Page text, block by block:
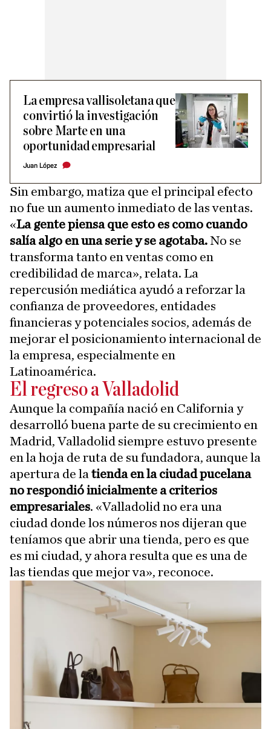
La empresa vallisoletana que
convirtió la investigación
sobre Marte en una
oportunidad empresarial
Juan López
Sin embargo, matiza que el principal efecto
no fue un aumento inmediato de las ventas.
«La gente piensa que esto es como cuando
salía algo en una serie y se agotaba.No se
transforma tanto en ventas como en
credibilidad de marca», relata. La
repercusión mediática ayudó a reforzar la
confianza de proveedores, entidades
financieras y potenciales socios, además de
mejorar el posicionamiento internacional de
la empresa, especialmente en
Latinoamérica.
El regreso a Valladolid
Aunque la compañía nació en California y
desarrolló buena parte de su crecimiento en
Madrid, Valladolid siempre estuvo presente
en la hoja de ruta de su fundadora, aunque la
apertura de la tienda en la ciudad pucelana
no respondió inicialmente a criterios
empresariales. «Valladolid no era una
ciudad donde los números nos dijeran que
teníamos que abrir una tienda, pero es que
es mi ciudad, y ahora resulta que es una de
las tiendas que mejor va», reconoce.